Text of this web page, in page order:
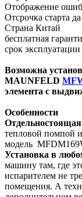
Отображение
Отсрочка старта да
Страна Китай
бесплатная
срок эксплуатации
Возможна
MAUNFELD
элемента с
Особенности
тепловой помпой
модель
Установка в
машину там, где
испарителем не
помещения. А